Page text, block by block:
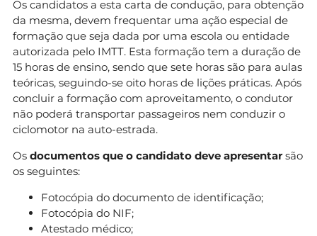
Os candidatos a esta carta de condução, para obtenção
da mesma, devem frequentar uma ação especial de
formação que seja dada por uma escola ou entidade
autorizada pelo IMTT. Esta formação tem a duração de
15 horas de ensino, sendo que sete horas são para aulas
teóricas, seguindo-se oito horas de lições práticas. Após
concluir a formação com aproveitamento, o condutor
não poderá transportar passageiros nem conduzir o
ciclomotor na auto-estrada.
Os documentos que o candidato deve apresentar são
os seguintes:
Fotocópia do documento de identificação;
Fotocópia do NIF;
Atestado médico;